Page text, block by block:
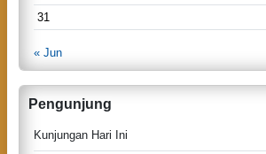
31
« Jun
Pengunjung
Kunjungan Hari Ini